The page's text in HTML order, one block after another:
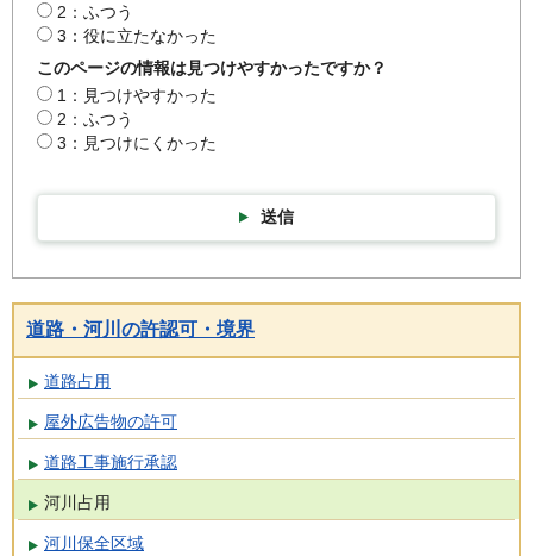
2：ふつう
3：役に立たなかった
このページの情報は見つけやすかったですか？
1：見つけやすかった
2：ふつう
3：見つけにくかった
送信
道路・河川の許認可・境界
道路占用
屋外広告物の許可
道路工事施行承認
河川占用
河川保全区域